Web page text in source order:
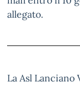
allegato.
La Asl